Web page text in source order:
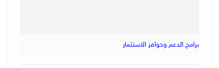
برامج الدعم وحوافز الاستثمار